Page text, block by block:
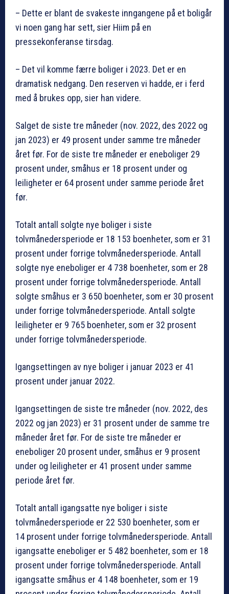
– Dette er blant de svakeste inngangene på et boligår
vi noen gang har sett, sier Hiim på en
pressekonferanse tirsdag.
– Det vil komme færre boliger i 2023. Det er en
dramatisk nedgang. Den reserven vi hadde, er i ferd
med å brukes opp, sier han videre.
Salget de siste tre måneder (nov. 2022, des 2022 og
jan 2023) er 49 prosent under samme tre måneder
året før. For de siste tre måneder er eneboliger 29
prosent under, småhus er 18 prosent under og
leiligheter er 64 prosent under samme periode året
før.
Totalt antall solgte nye boliger i siste
tolvmånedersperiode er 18 153 boenheter, som er 31
prosent under forrige tolvmånedersperiode. Antall
solgte nye eneboliger er 4 738 boenheter, som er 28
prosent under forrige tolvmånedersperiode. Antall
solgte småhus er 3 650 boenheter, som er 30 prosent
under forrige tolvmånedersperiode. Antall solgte
leiligheter er 9 765 boenheter, som er 32 prosent
under forrige tolvmånedersperiode.
Igangsettingen av nye boliger i januar 2023 er 41
prosent under januar 2022.
Igangsettingen de siste tre måneder (nov. 2022, des
2022 og jan 2023) er 31 prosent under de samme tre
måneder året før. For de siste tre måneder er
eneboliger 20 prosent under, småhus er 9 prosent
under og leiligheter er 41 prosent under samme
periode året før.
Totalt antall igangsatte nye boliger i siste
tolvmånedersperiode er 22 530 boenheter, som er
14 prosent under forrige tolvmånedersperiode. Antall
igangsatte eneboliger er 5 482 boenheter, som er 18
prosent under forrige tolvmånedersperiode. Antall
igangsatte småhus er 4 148 boenheter, som er 19